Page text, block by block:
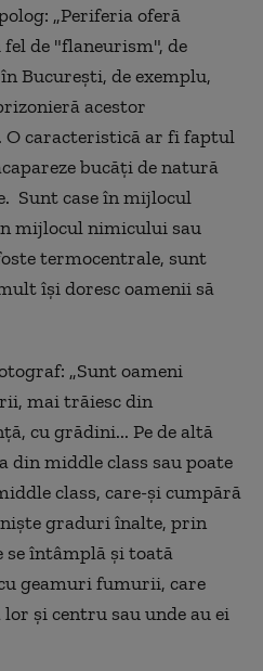
„Periferia oferă
de "flaneurism", de
București, de exemplu,
acestor
O caracteristică ar fi faptul
bucăți de natură
Sunt case în mijlocul
mijlocul nimicului sau
termocentrale, sunt
își doresc oamenii să
„Sunt oameni
mai trăiesc din
cu grădini... Pe de altă
din middle class sau poate
class, care-și cumpără
graduri înalte, prin
se întâmplă și toată
geamuri fumurii, care
și centru sau unde au ei